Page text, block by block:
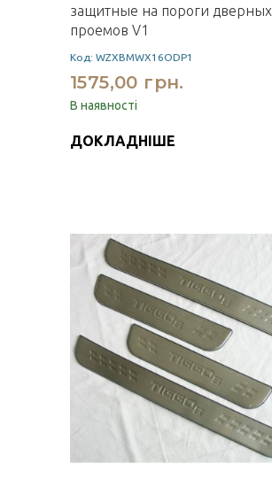
защитные на пороги дверных
проемов V1
Код: WZXBMWX16ODP1
1575,00 грн.
В наявності
ДОКЛАДНІШЕ